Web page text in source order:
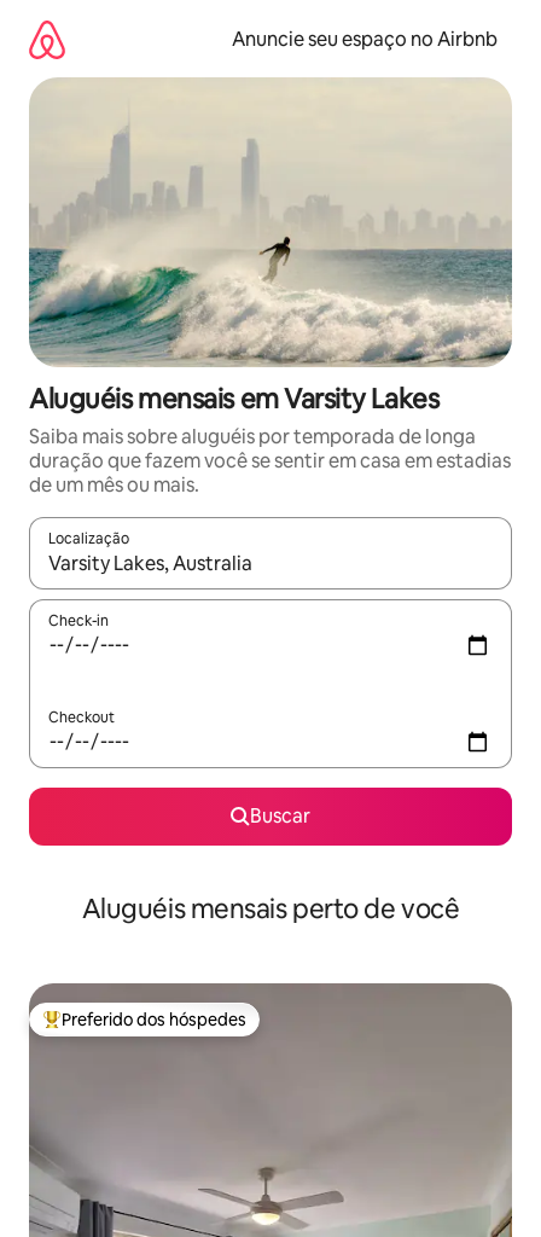
para
conteúdo
Anuncie seu espaço no Airbnb
Aluguéis mensais em Varsity Lakes
Saiba mais sobre aluguéis por temporada de longa
duração que fazem você se sentir em casa em estadias
de um mês ou mais.
Localização
Quando os resultados estiverem disponíveis, explore-os
Check-in
Checkout
Buscar
Aluguéis mensais perto de você
Entre os melhores preferidos dos hóspedes
Preferido dos hóspedes